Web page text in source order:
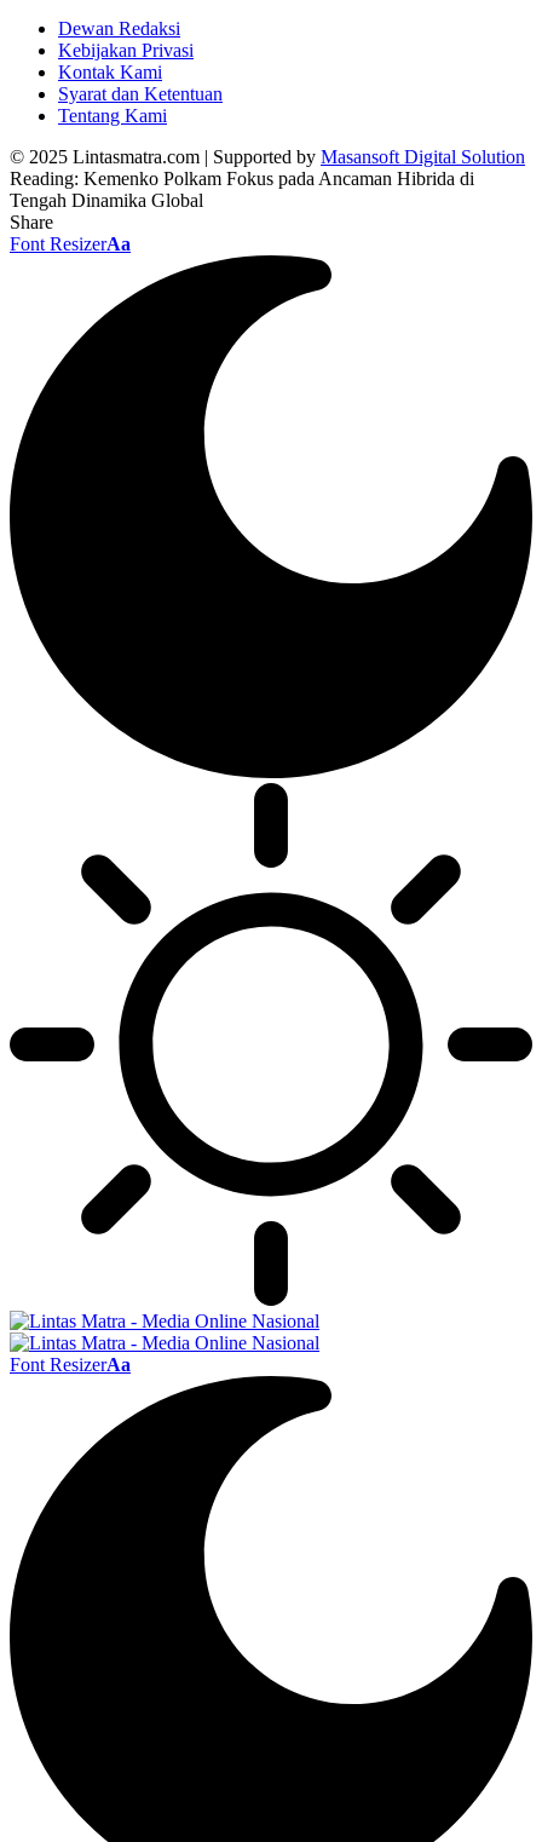
Dewan Redaksi
Kebijakan Privasi
Kontak Kami
Syarat dan Ketentuan
Tentang Kami
© 2025 Lintasmatra.com | Supported by Masansoft Digital Solution
Reading: Kemenko Polkam Fokus pada Ancaman Hibrida di
Tengah Dinamika Global
Share
Font ResizerAa
Font ResizerAa